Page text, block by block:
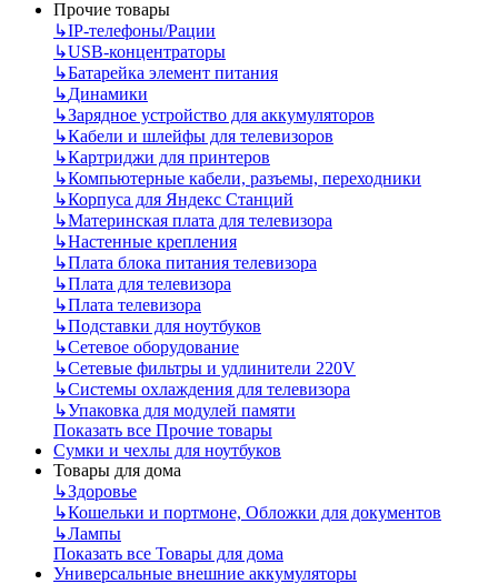
Прочие товары
↳IP‑телефоны/Рации
↳USB-концентраторы
↳Батарейка элемент питания
↳Динамики
↳Зарядное устройство для аккумуляторов
↳Кабели и шлейфы для телевизоров
↳Картриджи для принтеров
↳Компьютерные кабели, разъемы, переходники
↳Корпуса для Яндекс Станций
↳Материнская плата для телевизора
↳Настенные крепления
↳Плата блока питания телевизора
↳Плата для телевизора
↳Плата телевизора
↳Подставки для ноутбуков
↳Сетевое оборудование
↳Сетевые фильтры и удлинители 220V
↳Системы охлаждения для телевизора
↳Упаковка для модулей памяти
Показать все Прочие товары
Сумки и чехлы для ноутбуков
Товары для дома
↳Здоровье
↳Кошельки и портмоне, Обложки для документов
↳Лампы
Показать все Товары для дома
Универсальные внешние аккумуляторы